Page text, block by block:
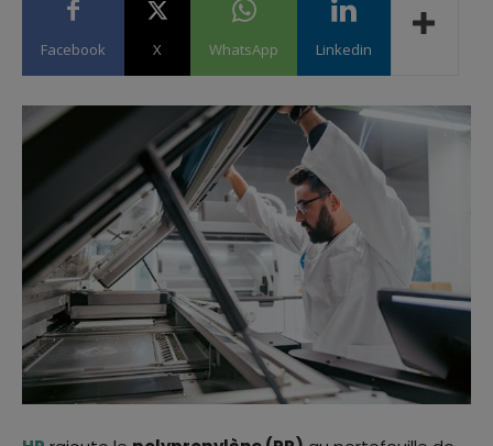
Facebook X WhatsApp Linkedin